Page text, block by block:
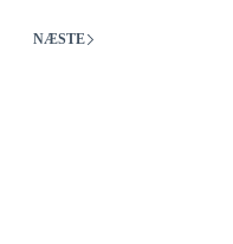
NÆSTE